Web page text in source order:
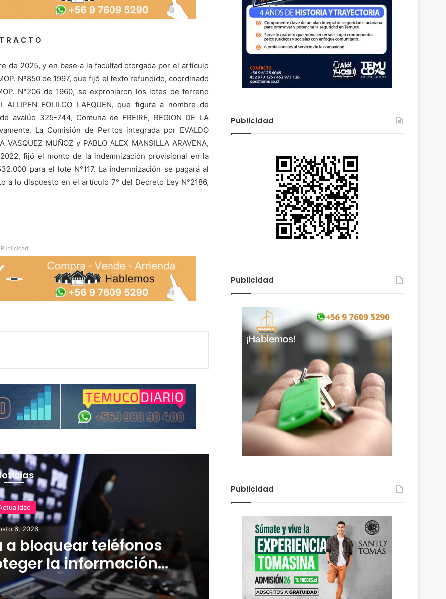
R A C T O
de 2025, y en base a la facultad otorgada por el artículo
Nº850 de 1997, que fijó el texto refundido, coordinado
N°206 de 1960, se expropiaron los lotes de terreno
ALLIPEN FOLILCO LAFQUEN, que figura a nombre de
avalúo 325-744, Comuna de FREIRE, REGION DE LA
La Comisión de Peritos integrada por EVALDO
VASQUEZ MUÑOZ y PABLO ALEX MANSILLA ARAVENA,
fijó el monto de la indemnización provisional en la
para el lote N°117. La indemnización se pagará al
a lo dispuesto en el artículo 7° del Decreto Ley N°2186,
Publicidad
6, 2026
a bloquear teléfonos
la información
el mercado ilegal
agosto 5, 2026
Gobierno mantiene
refuerza la ayuda en
afectadas por el
Publicidad
Publicidad
Publicidad